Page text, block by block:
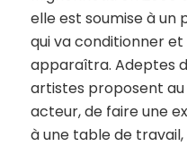
elle est soumise à
qui va conditionner
apparaîtra. Adeptes
artistes proposent
acteur, de faire une
à une table de